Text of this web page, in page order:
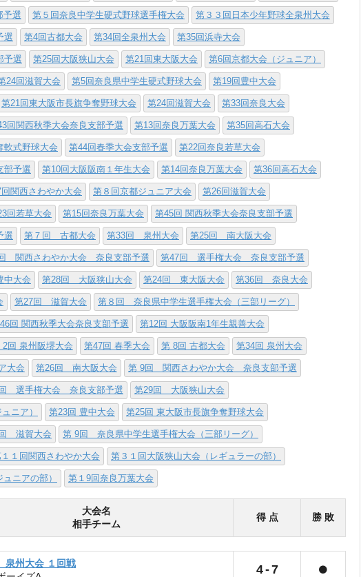
予選 第５回奈良中学生硬式野球選手権大会 第３３回日本少年野球全泉州大会
選 第4回古都大会 第34回全泉州大会 第35回浜寺大会
予選 第25回大阪狭山大会 第21回東大阪大会 第6回京都大会（ジュニア）
24回滋賀大会 第5回奈良県中学生硬式野球大会 第19回豊中大会
第21回東大阪市長旗争奪野球大会 第24回滋賀大会 第33回奈良大会
回関西秋季大会奈良支部予選 第13回奈良万葉大会 第35回高石大会
軟式野球大会 第44回春季大会支部予選 第22回奈良若草大会
部予選 第10回大阪阪南１年生大会 第14回奈良万葉大会 第36回高石大会
関西さわやか大会 第８回京都ジュニア大会 第26回滋賀大会
回若草大会 第15回奈良万葉大会 第45回 関西秋季大会奈良支部予選
選 第７回 古都大会 第33回 泉州大会 第25回 南大阪大会
関西さわやか大会 奈良支部予選 第47回 選手権大会 奈良支部予選
中大会 第28回 大阪狭山大会 第24回 東大阪大会 第36回 奈良大会
第27回 滋賀大会 第８回 奈良県中学生選手権大会（三部リーグ）
回 関西秋季大会奈良支部予選 第12回 大阪阪南1年生親善大会
2回 泉州阪堺大会 第47回 春季大会 第 8回 古都大会 第34回 泉州大会
大会 第26回 南大阪大会 第 9回 関西さわやか大会 奈良支部予選
選手権大会 奈良支部予選 第29回 大阪狭山大会
ニア） 第23回 豊中大会 第25回 東大阪市長旗争奪野球大会
滋賀大会 第 9回 奈良県中学生選手権大会（三部リーグ）
１回関西さわやか大会 第３１回大阪狭山大会（レギュラーの部）
ニアの部） 第１9回奈良万葉大会
大会名
相手チーム
得 点 勝 敗
州大会 １回戦
4-7